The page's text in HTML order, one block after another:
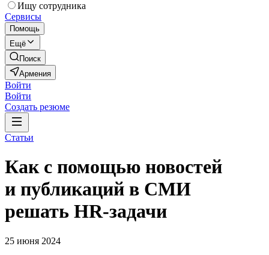
Ищу сотрудника
Сервисы
Помощь
Ещё
Поиск
Армения
Войти
Войти
Создать резюме
Статьи
Как с помощью новостей
и публикаций в СМИ
решать HR-задачи
25 июня 2024